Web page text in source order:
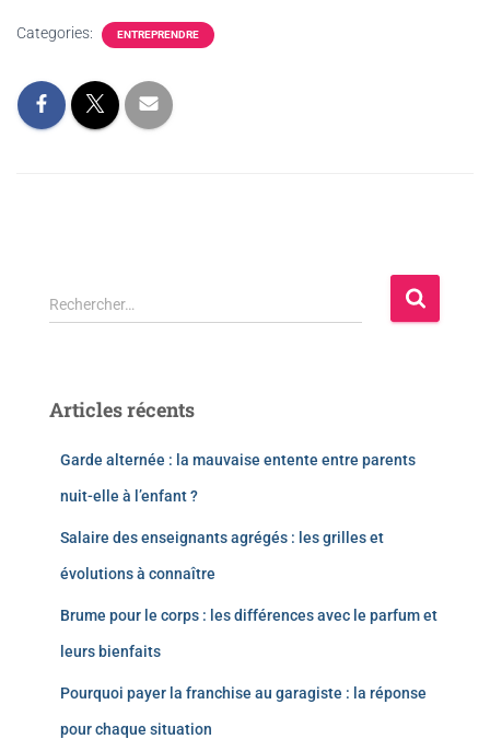
Categories: ENTREPRENDRE
Rechercher…
Articles récents
Garde alternée : la mauvaise entente entre parents
nuit-elle à l’enfant ?
Salaire des enseignants agrégés : les grilles et
évolutions à connaître
Brume pour le corps : les différences avec le parfum et
leurs bienfaits
Pourquoi payer la franchise au garagiste : la réponse
pour chaque situation